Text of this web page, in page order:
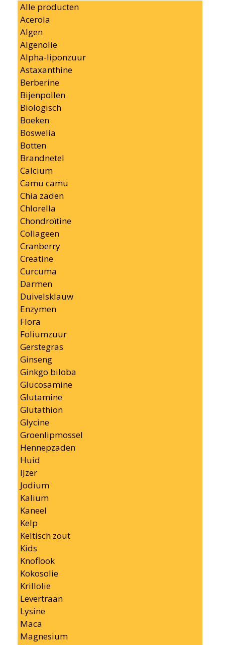
Alle producten
Acerola
Algen
Algenolie
Alpha-liponzuur
Astaxanthine
Berberine
Bijenpollen
Biologisch
Boeken
Boswelia
Botten
Brandnetel
Calcium
Camu camu
Chia zaden
Chlorella
Chondroïtine
Collageen
Cranberry
Creatine
Curcuma
Darmen
Duivelsklauw
Enzymen
Flora
Foliumzuur
Gerstegras
Ginseng
Ginkgo biloba
Glucosamine
Glutamine
Glutathion
Glycine
Groenlipmossel
Hennepzaden
Huid
IJzer
Jodium
Kalium
Kaneel
Kelp
Keltisch zout
Kids
Knoflook
Kokosolie
Krillolie
Levertraan
Lysine
Maca
Magnesium